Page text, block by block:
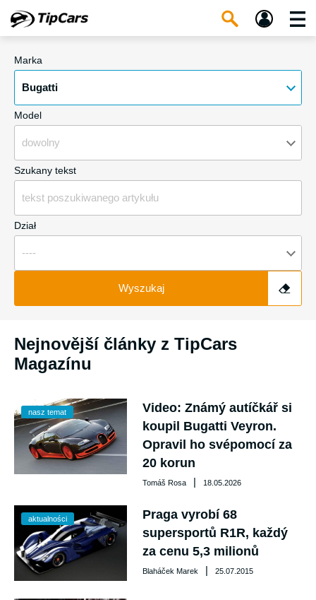
Marka
Bugatti
Model
dowolny
Szukany tekst
Dział
----
Wyszukaj
Nejnovější články z TipCars
Magazínu
nasz temat
Video: Známý autíčkář si
koupil Bugatti Veyron.
Opravil ho svépomocí za
20 korun
Tomáš Rosa | 18.05.2026
aktualności
Praga vyrobí 68
supersportů R1R, každý
za cenu 5,3 milionů
Blaháček Marek | 25.07.2015